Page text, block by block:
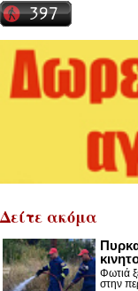
Δείτε ακόμα
Φωτιά
στην